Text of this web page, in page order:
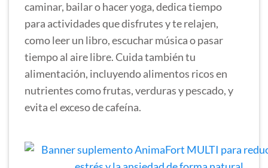
caminar, bailar o hacer yoga, dedica tiempo
para actividades que disfrutes y te relajen,
como leer un libro, escuchar música o pasar
tiempo al aire libre. Cuida también tu
alimentación, incluyendo alimentos ricos en
nutrientes como frutas, verduras y pescado, y
evita el exceso de cafeína.